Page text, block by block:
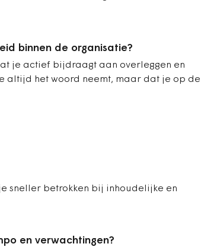
binnen de organisatie?
je actief bijdraagt aan overleggen en
altijd het woord neemt, maar dat je op de
sneller betrokken bij inhoudelijke en
en verwachtingen?